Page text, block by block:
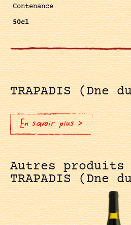
Contenance
50cl
TRAPADIS (Dne
En savoir plus >
Autres produits
TRAPADIS (Dne